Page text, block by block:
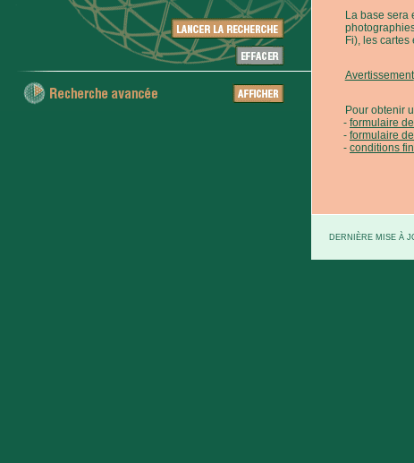
La base sera
Fi), les
Avertissement
Pour obtenir
formulaire
formulaire
conditions
DERNIÈRE MISE À